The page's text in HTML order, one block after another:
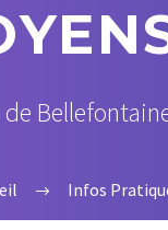
de
Infos